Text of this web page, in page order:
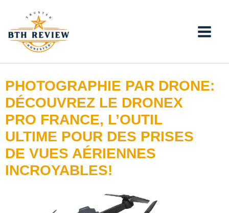
contenu
PHOTOGRAPHIE PAR DRONE:
DÉCOUVREZ LE DRONEX
PRO FRANCE, L’OUTIL
ULTIME POUR DES PRISES
DE VUES AÉRIENNES
INCROYABLES!